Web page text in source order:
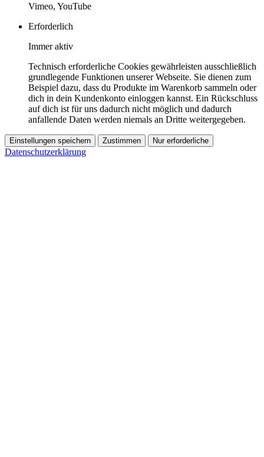
Vimeo, YouTube
Erforderlich
Immer aktiv
Technisch erforderliche Cookies gewährleisten ausschließlich
grundlegende Funktionen unserer Webseite. Sie dienen zum
Beispiel dazu, dass du Produkte im Warenkorb sammeln oder
dich in dein Kundenkonto einloggen kannst. Ein Rückschluss
auf dich ist für uns dadurch nicht möglich und dadurch
anfallende Daten werden niemals an Dritte weitergegeben.
Einstellungen speichern Zustimmen Nur erforderliche
Datenschutzerklärung